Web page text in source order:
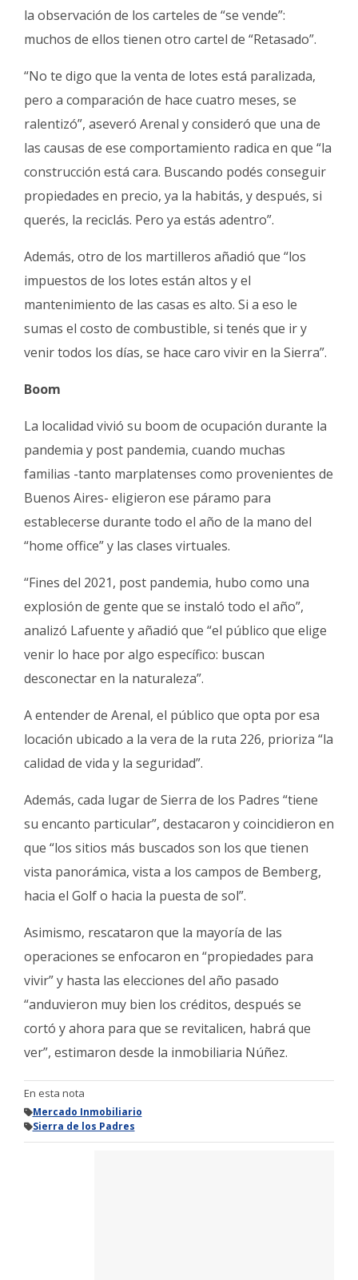
la observación de los carteles de “se vende”:
muchos de ellos tienen otro cartel de “Retasado”.
“No te digo que la venta de lotes está paralizada,
pero a comparación de hace cuatro meses, se
ralentizó”, aseveró Arenal y consideró que una de
las causas de ese comportamiento radica en que “la
construcción está cara. Buscando podés conseguir
propiedades en precio, ya la habitás, y después, si
querés, la reciclás. Pero ya estás adentro”.
Además, otro de los martilleros añadió que “los
impuestos de los lotes están altos y el
mantenimiento de las casas es alto. Si a eso le
sumas el costo de combustible, si tenés que ir y
venir todos los días, se hace caro vivir en la Sierra”.
Boom
La localidad vivió su boom de ocupación durante la
pandemia y post pandemia, cuando muchas
familias -tanto marplatenses como provenientes de
Buenos Aires- eligieron ese páramo para
establecerse durante todo el año de la mano del
“home office” y las clases virtuales.
“Fines del 2021, post pandemia, hubo como una
explosión de gente que se instaló todo el año”,
analizó Lafuente y añadió que “el público que elige
venir lo hace por algo específico: buscan
desconectar en la naturaleza”.
A entender de Arenal, el público que opta por esa
locación ubicado a la vera de la ruta 226, prioriza “la
calidad de vida y la seguridad”.
Además, cada lugar de Sierra de los Padres “tiene
su encanto particular”, destacaron y coincidieron en
que “los sitios más buscados son los que tienen
vista panorámica, vista a los campos de Bemberg,
hacia el Golf o hacia la puesta de sol”.
Asimismo, rescataron que la mayoría de las
operaciones se enfocaron en “propiedades para
vivir” y hasta las elecciones del año pasado
“anduvieron muy bien los créditos, después se
cortó y ahora para que se revitalicen, habrá que
ver”, estimaron desde la inmobiliaria Núñez.
En esta nota
Mercado Inmobiliario
Sierra de los Padres